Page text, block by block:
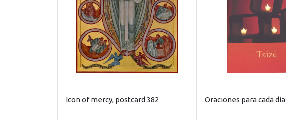
Icon of mercy, postcard 382 Oraciones para cada día